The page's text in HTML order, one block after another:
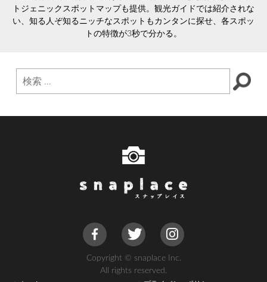
トジェニックスポットマップも提供。観光ガイドでは紹介されな
い、知る人ぞ知るニッチなスポットもカンタンに探せ、各スポッ
トの特徴が3秒で分かる。
Copyright © snaplace Inc.
All rights reserved.